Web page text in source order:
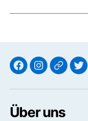
FacebookInstagram
Threads
X
Über uns